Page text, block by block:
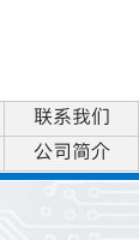
联系我们
公司简介